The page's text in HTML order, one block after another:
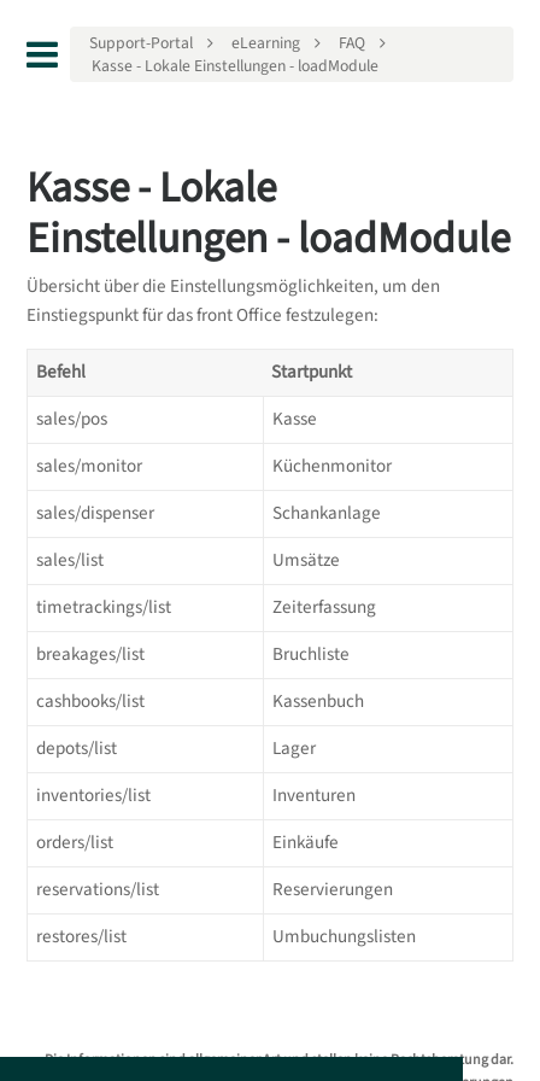
Support-Portal eLearning
FAQ
Kasse - Lokale Einstellungen - loadModule
Kasse - Lokale
Einstellungen - loadModule
Übersicht über die Einstellungsmöglichkeiten, um den
Einstiegspunkt für das front Office festzulegen:
Befehl
Startpunkt
sales/pos
Kasse
sales/monitor
Küchenmonitor
sales/dispenser
Schankanlage
sales/list
Umsätze
timetrackings/list
Zeiterfassung
breakages/list
Bruchliste
cashbooks/list
Kassenbuch
depots/list
Lager
inventories/list
Inventuren
orders/list
Einkäufe
reservations/list
Reservierungen
restores/list
Umbuchungslisten
Die Informationen sind allgemeiner Art und stellen keine Rechtsberatung dar.